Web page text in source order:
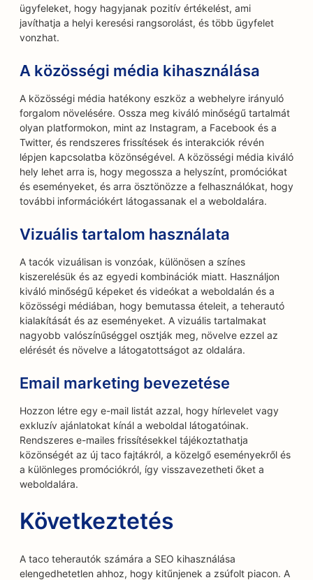
ügyfeleket, hogy hagyjanak pozitív értékelést, ami
javíthatja a helyi keresési rangsorolást, és több ügyfelet
vonzhat.
A közösségi média kihasználása
A közösségi média hatékony eszköz a webhelyre irányuló
forgalom növelésére. Ossza meg kiváló minőségű tartalmát
olyan platformokon, mint az Instagram, a Facebook és a
Twitter, és rendszeres frissítések és interakciók révén
lépjen kapcsolatba közönségével. A közösségi média kiváló
hely lehet arra is, hogy megossza a helyszínt, promóciókat
és eseményeket, és arra ösztönözze a felhasználókat, hogy
további információkért látogassanak el a weboldalára.
Vizuális tartalom használata
A tacók vizuálisan is vonzóak, különösen a színes
kiszerelésük és az egyedi kombinációk miatt. Használjon
kiváló minőségű képeket és videókat a weboldalán és a
közösségi médiában, hogy bemutassa ételeit, a teherautó
kialakítását és az eseményeket. A vizuális tartalmakat
nagyobb valószínűséggel osztják meg, növelve ezzel az
elérését és növelve a látogatottságot az oldalára.
Email marketing bevezetése
Hozzon létre egy e-mail listát azzal, hogy hírlevelet vagy
exkluzív ajánlatokat kínál a weboldal látogatóinak.
Rendszeres e-mailes frissítésekkel tájékoztathatja
közönségét az új taco fajtákról, a közelgő eseményekről és
a különleges promóciókról, így visszavezetheti őket a
weboldalára.
Következtetés
A taco teherautók számára a SEO kihasználása
elengedhetetlen ahhoz, hogy kitűnjenek a zsúfolt piacon. A